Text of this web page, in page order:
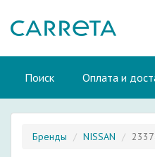
Поиск Оплата и
Бренды NISSAN